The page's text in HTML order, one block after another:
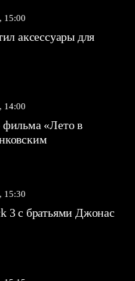
15:00
аксессуары для
14:00
«Лето в
15:30
3 с братьями Джонас